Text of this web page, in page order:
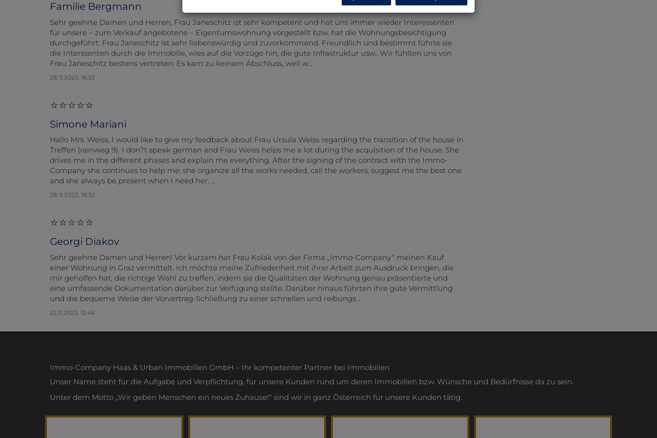
Familie Bergmann
Sehr geehrte Damen und Herren, Frau Janeschitz ist sehr kompetent und hat uns immer wieder Interessenten
für unsere – zum Verkauf angebotene – Eigentumswohnung vorgestellt bzw. hat die Wohnungsbesichtigung
durchgeführt. Frau Janeschitz ist sehr liebenswürdig und zuvorkommend. Freundlich und bestimmt führte sie
die Interssenten durch die Immobilie, wies auf die Vorzüge hin, die gute Infrastruktur usw.. Wir fühlten uns von
Frau Janeschitz bestens vertreten. Es kam zu keinem Abschluss, weil w...
28.11.2023, 16:33
Simone Mariani
Hallo Mrs. Weiss, I would like to give my feedback about Frau Ursula Weiss regarding the transition of the house in
Treffen (rainweg 9). I don?t speak german and Frau Weiss helps me a lot during the acquisition of the house. She
drives me in the different phases and explain me everything. After the signing of the contract with the Immo-
Company she continues to help me: she organize all the works needed, call the workers, suggest me the best one
and she always be present when I need her. ...
28.11.2023, 16:32
Georgi Diakov
Sehr geehrte Damen und Herren! Vor kurzem hat Frau Kolak von der Firma „Immo-Company“ meinen Kauf
einer Wohnung in Graz vermittelt. Ich möchte meine Zufriedenheit mit ihrer Arbeit zum Ausdruck bringen, die
mir geholfen hat, die richtige Wahl zu treffen, indem sie die Qualitäten der Wohnung genau präsentierte und
eine umfassende Dokumentation darüber zur Verfügung stellte. Darüber hinaus führten ihre gute Vermittlung
und die bequeme Weise der Vorvertrag-Schließung zu einer schnellen und reibungs...
22.11.2023, 12:46
Immo-Company Haas & Urban Immobilien GmbH – Ihr kompetenter Partner bei Immobilien
Unser Name steht für die Aufgabe und Verpflichtung, für unsere Kunden rund um deren Immobilien bzw. Wünsche und Bedürfnisse da zu sein.
Unter dem Motto „Wir geben Menschen ein neues Zuhause!“ sind wir in ganz Österreich für unsere Kunden tätig.